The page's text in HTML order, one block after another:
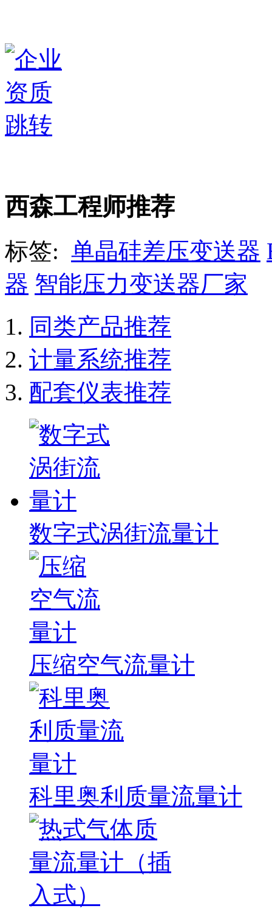
西森工程师推荐
标签: 单晶硅差压变送器
器 智能压力变送器厂家
同类产品推荐
计量系统推荐
配套仪表推荐
数字式涡街流量计
压缩空气流量计
科里奥利质量流量计